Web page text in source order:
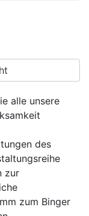
alle unsere
des
zur
zum Binger